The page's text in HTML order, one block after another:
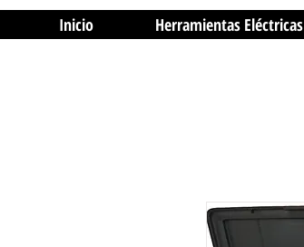
Inicio Herramientas Eléctricas